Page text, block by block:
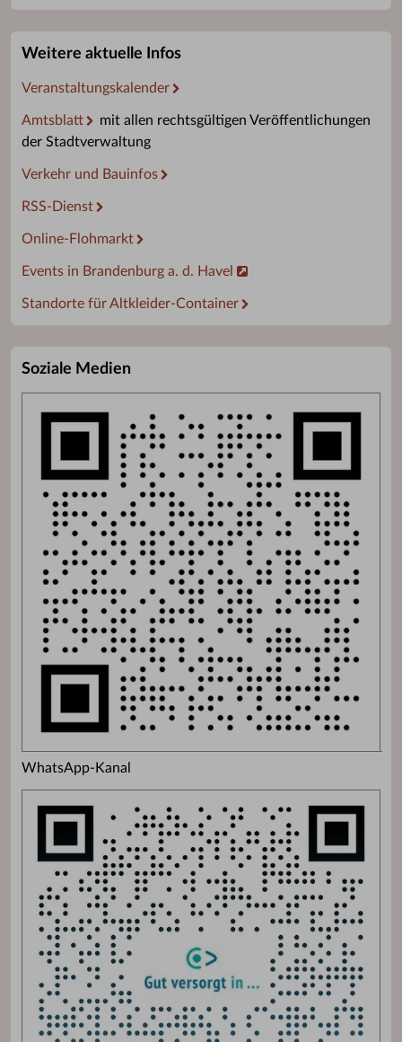
Weitere aktuelle Infos
Veranstaltungskalender
Amtsblatt
mit allen rechtsgültigen Veröffentlichungen
der Stadtverwaltung
Verkehr und Bauinfos
RSS-Dienst
Online-Flohmarkt
Events in Brandenburg a. d. Havel
Standorte für Altkleider-Container
Soziale Medien
WhatsApp-Kanal